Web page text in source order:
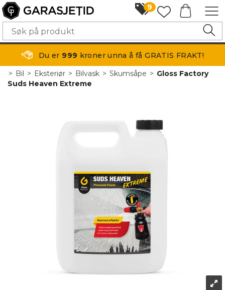
9
Du er 999 kroner unna å få GRATIS FRAKT!
> Bil> Eksteriør> Bilvask>Skumsåpe>Gloss Factory
Suds Heaven Extreme